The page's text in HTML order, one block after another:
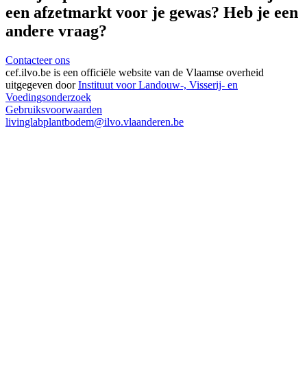
een afzetmarkt voor je gewas? Heb je een
andere vraag?
Contacteer ons
cef.ilvo.be is een officiële website van de Vlaamse overheid
uitgegeven doorInstituut voor Landouw-, Visserij- en
Voedingsonderzoek
Gebruiksvoorwaarden
livinglabplantbodem@ilvo.vlaanderen.be